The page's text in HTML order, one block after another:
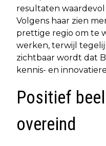
resultaten
Volgens haar zien
prettige regio om te
werken, terwijl
zichtbaar wordt dat
kennis- en
Positief
overeind